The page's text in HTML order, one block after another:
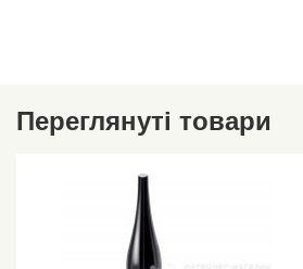
Переглянуті товари